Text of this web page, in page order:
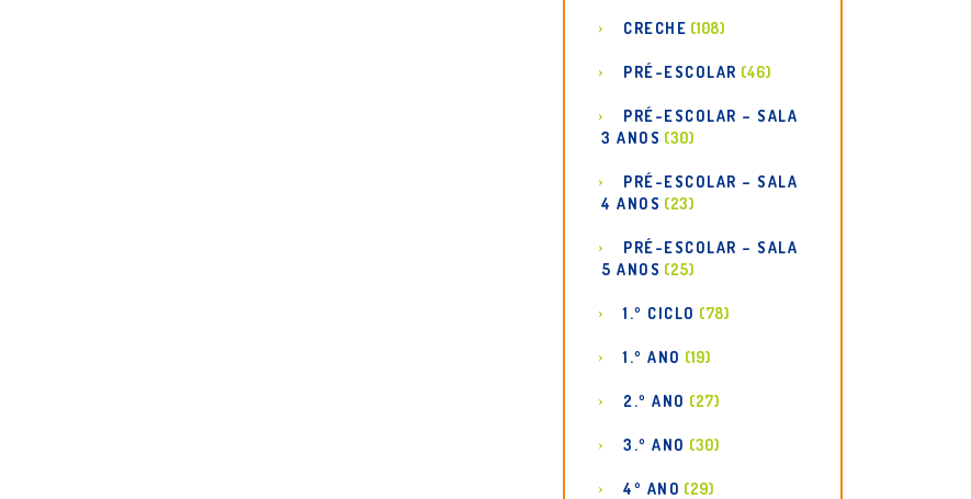
CRECHE (108)
PRÉ-ESCOLAR (46)
PRÉ-ESCOLAR – SALA
3 ANOS (30)
PRÉ-ESCOLAR – SALA
4 ANOS (23)
PRÉ-ESCOLAR – SALA
5 ANOS (25)
1.º CICLO (78)
1.º ANO (19)
2.º ANO (27)
3.º ANO (30)
4º ANO (29)